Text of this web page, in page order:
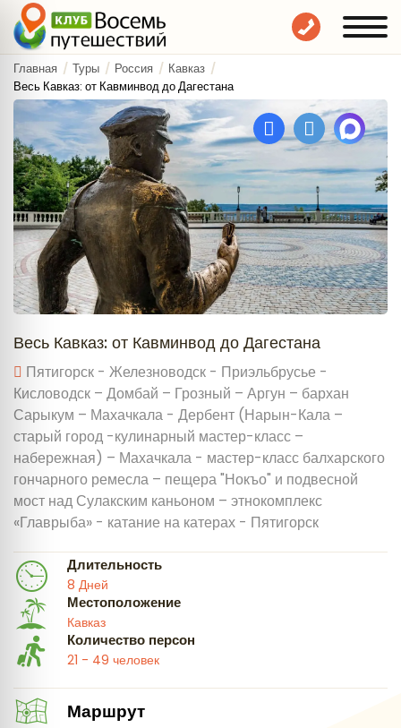
Главная Туры Россия
Кавказ
Весь Кавказ: от Кавминвод до Дагестана
Весь Кавказ: от Кавминвод до Дагестана
Пятигорск - Железноводск - Приэльбрусье -
Кисловодск – Домбай – Грозный – Аргун – бархан
Сарыкум – Махачкала - Дербент (Нарын-Кала –
старый город -кулинарный мастер-класс –
набережная) – Махачкала - мастер-класс балхарского
гончарного ремесла – пещера "Нокъо" и подвесной
мост над Сулакским каньоном – этнокомплекс
«Главрыба» - катание на катерах - Пятигорск
Длительность
8 Дней
Местоположение
Кавказ
Количество персон
21 - 49 человек
Маршрут